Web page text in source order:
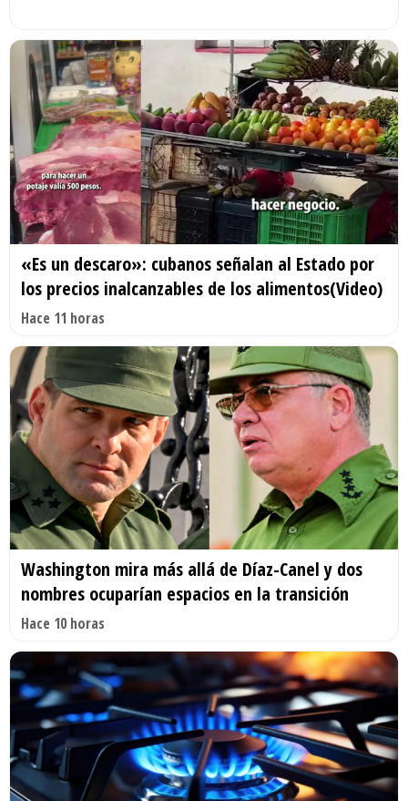
«Es un descaro»: cubanos señalan al Estado por
los precios inalcanzables de los alimentos(Video)
Hace 11 horas
Washington mira más allá de Díaz-Canel y dos
nombres ocuparían espacios en la transición
Hace 10 horas